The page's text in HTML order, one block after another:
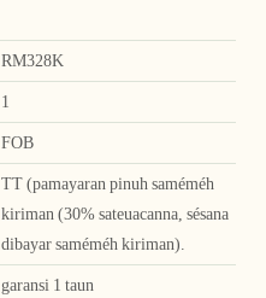
RM328K
1
FOB
TT (pamayaran pinuh saméméh
kiriman (30% sateuacanna, sésana
dibayar saméméh kiriman).
garansi 1 taun